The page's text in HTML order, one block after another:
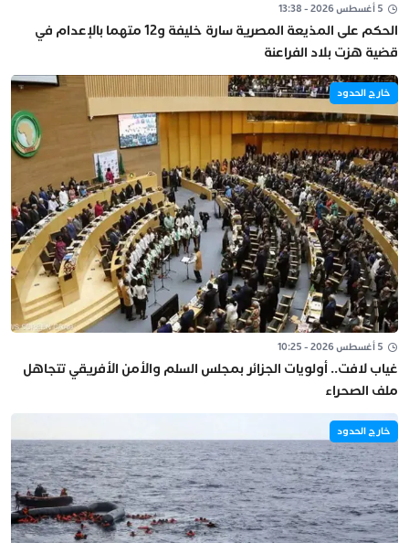
5 أغسطس 2026 - 13:38
الحكم على المذيعة المصرية سارة خليفة و12 متهما بالإعدام في
قضية هزت بلاد الفراعنة
خارج الحدود
5 أغسطس 2026 - 10:25
غياب لافت.. أولويات الجزائر بمجلس السلم والأمن الأفريقي تتجاهل
ملف الصحراء
خارج الحدود